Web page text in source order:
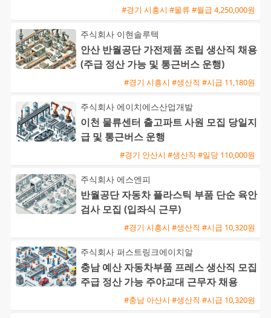
#경기 시흥시 #물류 #월급 4,250,000원
주식회사 이현솔루텍
안산 반월공단 가전제품 조립 생산직 채용
(주급 정산 가능 및 통근버스 운행)
#경기 시흥시 #생산직 #시급 11,180원
주식회사 에이치에스산업개발
이천 물류센터 출고파트 사원 모집 당일지
급 및 통근버스 운행
#경기 안산시 #생산직 #일당 110,000원
주식회사 에스엔피
반월공단 자동차 플라스틱 부품 단순 육안
검사 모집 (입좌식 근무)
#경기 시흥시 #생산직 #시급 10,320원
주식회사 퍼스트링크에이치알
충남 예산 자동차부품 프레스 생산직 모집
주급 정산 가능 주야교대 근무자 채용
#충남 아산시 #생산직 #시급 10,320원